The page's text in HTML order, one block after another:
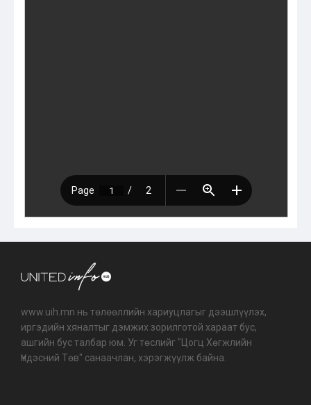
www.uih.mn нь төлөөллийн хариуцлагыг дээшлүүлэх,
иргэдийн хяналтыг дэмжих зорилготой хараат бус,
ашгийн бус талбар юм. Уг төслийг "Цогц Хөгжлийн
Үндэсний Төв" санаачлан, хэрэгжүүлж байна.